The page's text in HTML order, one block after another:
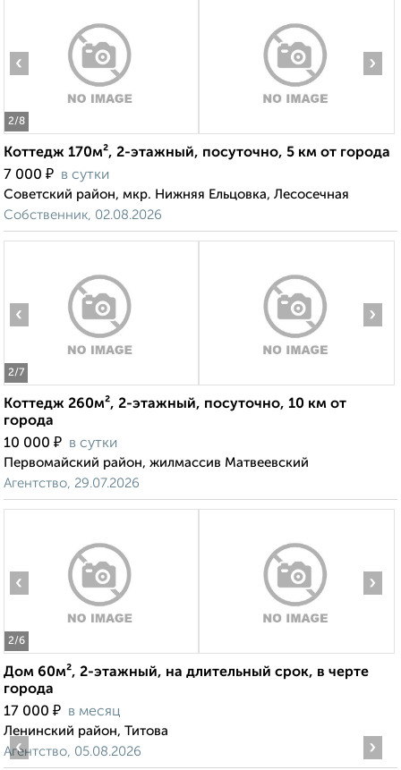
2/8
‹ ›
Коттедж 170м², 2-этажный, посуточно, 5 км от города
7 000 ₽ в сутки
Советский район, мкр. Нижняя Ельцовка, Лесосечная
Собственник, 02.08.2026
2/7
‹ ›
Коттедж 260м², 2-этажный, посуточно, 10 км от
города
10 000 ₽ в сутки
Первомайский район, жилмассив Матвеевский
Агентство, 29.07.2026
2/6
‹ ›
Дом 60м², 2-этажный, на длительный срок, в черте
города
17 000 ₽ в месяц
Ленинский район, Титова
Агентство, 05.08.2026
‹ ›